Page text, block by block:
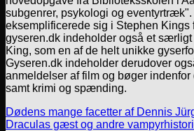
subgenrer, psykologi og eventyrtræk".
eksemplificerede sig i Stephen Kings
gyseren.dk indeholder også et særligt
King, som en af de helt unikke
Gyseren.dk indeholder derudover
anmeldelser af film og bøger
samt krimi og spænding.
Dødens mange facetter af Dennis
Draculas gæst og andre